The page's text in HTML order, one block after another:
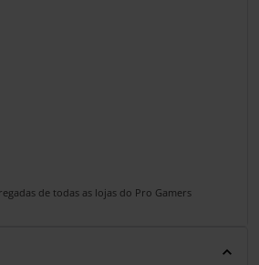
de todas as lojas do Pro Gamers